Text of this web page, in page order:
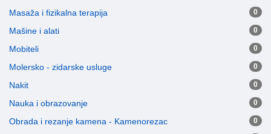
Masaža i fizikalna terapija 0
Mašine i alati 0
Mobiteli 0
Molersko - zidarske usluge 0
Nakit 0
Nauka i obrazovanje 0
Obrada i rezanje kamena - Kamenorezac 0